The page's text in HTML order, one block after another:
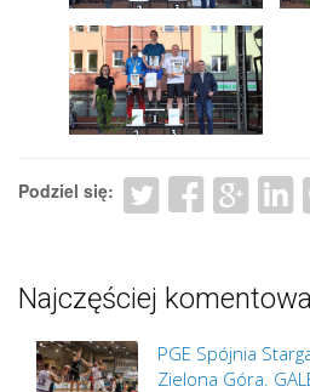
Podziel się:
Najczęściej
PGE Spójnia
Zielona Góra.